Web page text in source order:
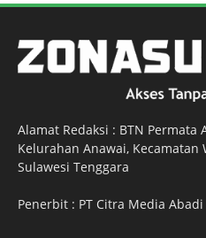
Alamat Redaksi : BTN Permata
Kelurahan Anawai, Kecamatan
Sulawesi Tenggara
Penerbit : PT Citra Media Abadi